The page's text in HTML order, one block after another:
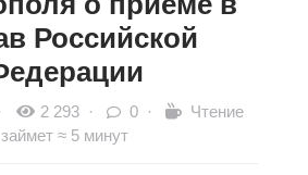
Российской
2 293 · 0 ·
Чтение
займет ≈ 5 минут